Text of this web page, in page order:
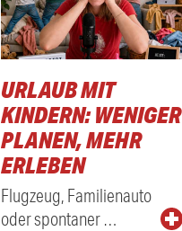
URLAUB MIT
KINDERN: WENIGER
PLANEN, MEHR
ERLEBEN
Flugzeug, Familienauto
oder spontaner …